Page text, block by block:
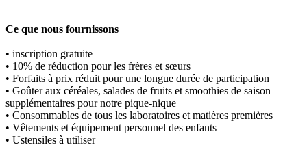
Ce que nous fournissons
• inscription gratuite
• 10% de réduction pour les frères et sœurs
• Forfaits à prix réduit pour une longue durée de participation
• Goûter aux céréales, salades de fruits et smoothies de saison
supplémentaires pour notre pique-nique
• Consommables de tous les laboratoires et matières premières
• Vêtements et équipement personnel des enfants
• Ustensiles à utiliser